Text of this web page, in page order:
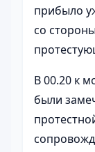
прибыло
со
В 00.20 к
были